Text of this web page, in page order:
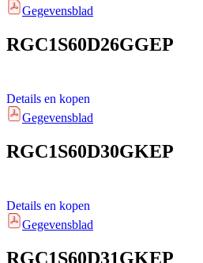
Gegevensblad
RGC1S60D26GGEP
Details en kopen
Gegevensblad
RGC1S60D30GKEP
Details en kopen
Gegevensblad
RGC1S60D31GKEP